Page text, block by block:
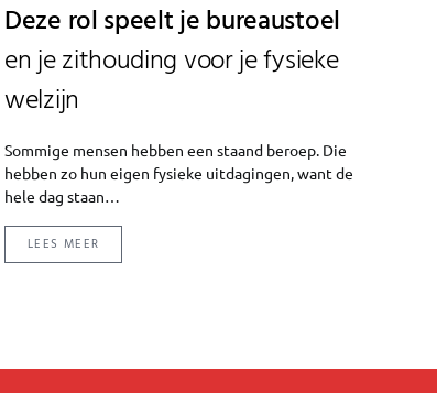
Deze rol speelt je bureaustoel
en je zithouding voor je fysieke
welzijn
Sommige mensen hebben een staand beroep. Die
hebben zo hun eigen fysieke uitdagingen, want de
hele dag staan…
LEES MEER